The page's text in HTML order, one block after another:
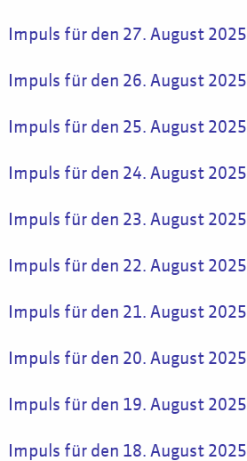
Impuls für den 27. August 2025
Impuls für den 26. August 2025
Impuls für den 25. August 2025
Impuls für den 24. August 2025
Impuls für den 23. August 2025
Impuls für den 22. August 2025
Impuls für den 21. August 2025
Impuls für den 20. August 2025
Impuls für den 19. August 2025
Impuls für den 18. August 2025